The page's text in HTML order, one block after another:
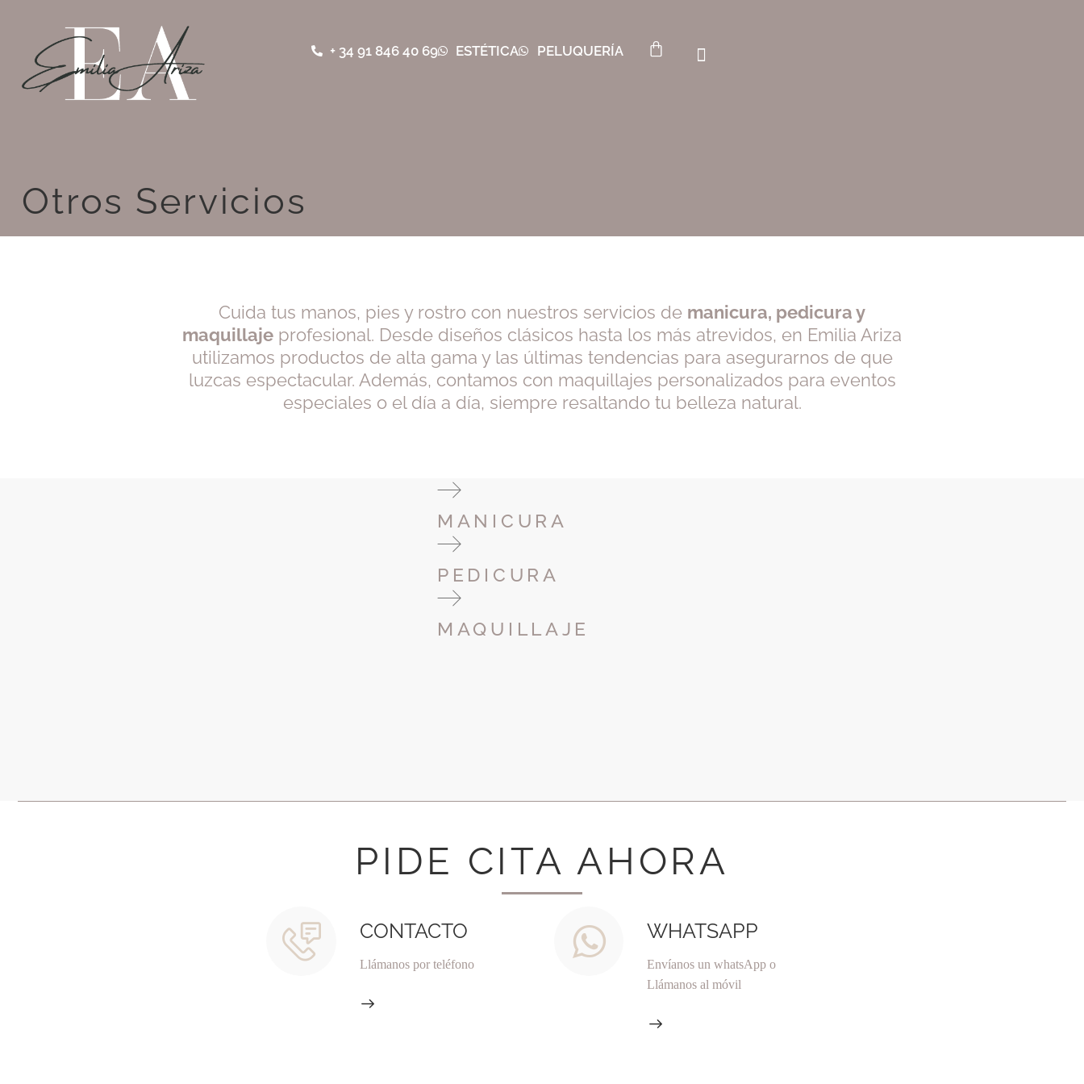
+ 34 91 846 40 69 ESTÉTICA PELUQUERÍA
Otros Servicios
Cuida tus manos, pies y rostro con nuestros servicios de manicura, pedicura y
maquillaje profesional. Desde diseños clásicos hasta los más atrevidos, en Emilia Ariza
utilizamos productos de alta gama y las últimas tendencias para asegurarnos de que
luzcas espectacular. Además, contamos con maquillajes personalizados para eventos
especiales o el día a día, siempre resaltando tu belleza natural.
MANICURA
PEDICURA
MAQUILLAJE
PIDE CITA AHORA
CONTACTO
Llámanos por teléfono
WHATSAPP
Envíanos un whatsApp o
Llámanos al móvil